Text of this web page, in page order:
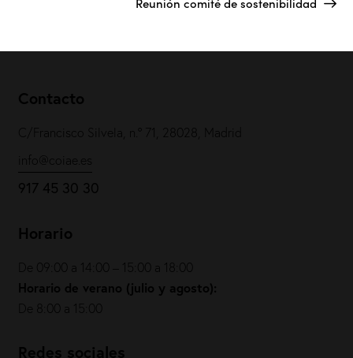
Contacto
C/Francisco Silvela, n.º 71, 28028, Madrid
917 45 30 30
Horario
De 09:00 a 14:00 – 15:00 a 18:00
Horario de verano (julio y agosto):
De 8:00 a 15:00
Redes sociales